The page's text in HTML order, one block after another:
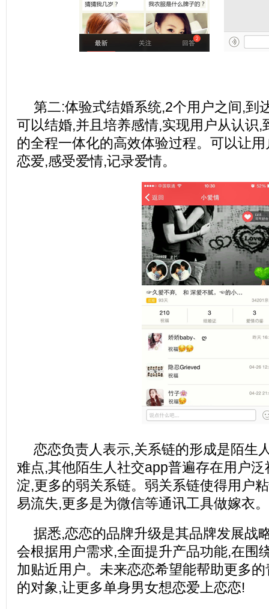
第二:体验式结婚系统,2个用户之间,到
可以结婚,并且培养感情,实现用户从认识,
的全程一体化的高效体验过程。可以让
恋爱,感受爱情,记录爱情。
恋恋负责人表示,关系链的形成是陌生
难点,其他陌生人社交app普遍存在用户
淀,更多的弱关系链。弱关系链使得用户
易流失,更多是为微信等通讯工具做嫁衣。
据悉,恋恋的品牌升级是其品牌发展战
会根据用户需求,全面提升产品功能,在围
加贴近用户。未来恋恋希望能帮助更多
的对象,让更多单身男女想恋爱上恋恋!